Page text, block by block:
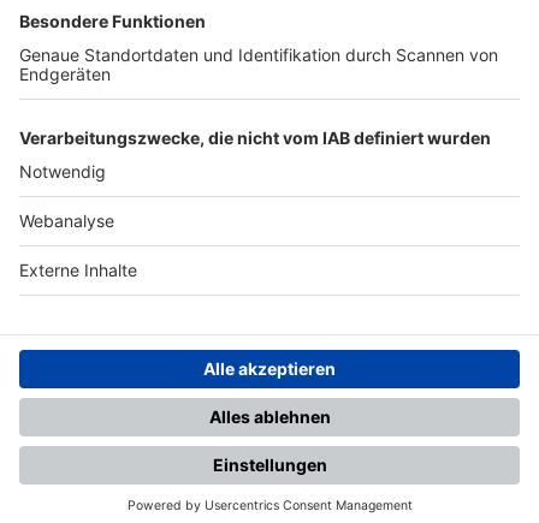
Nutzungsbedingungen Datenschutz Impressum